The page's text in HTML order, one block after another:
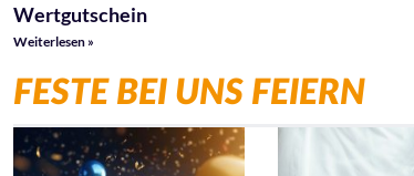
Wertgutschein
Weiterlesen »
FESTE BEI UNS FEIERN